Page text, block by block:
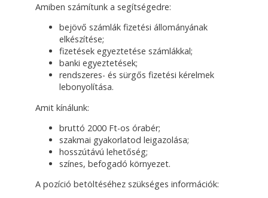
Amiben számítunk a segítségedre:
bejövő számlák fizetési állományának
elkészítése;
fizetések egyeztetése számlákkal;
banki egyeztetések;
rendszeres- és sürgős fizetési kérelmek
lebonyolítása.
Amit kínálunk:
bruttó 2000 Ft-os órabér;
szakmai gyakorlatod leigazolása;
hosszútávú lehetőség;
színes, befogadó környezet.
A pozíció betöltéséhez szükséges információk: